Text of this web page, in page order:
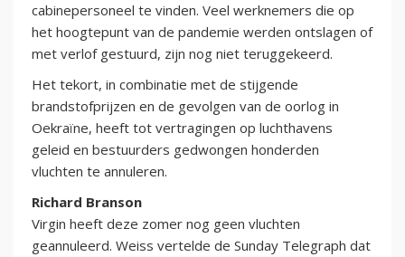
cabinepersoneel te vinden. Veel werknemers die op
het hoogtepunt van de pandemie werden ontslagen of
met verlof gestuurd, zijn nog niet teruggekeerd.
Het tekort, in combinatie met de stijgende
brandstofprijzen en de gevolgen van de oorlog in
Oekraïne, heeft tot vertragingen op luchthavens
geleid en bestuurders gedwongen honderden
vluchten te annuleren.
Richard Branson
Virgin heeft deze zomer nog geen vluchten
geannuleerd. Weiss vertelde de Sunday Telegraph dat